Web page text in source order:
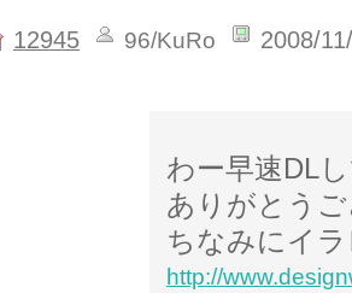
12945 96/KuRo 2008/
わー早速DL
ありがとう
ちなみにイ
http://